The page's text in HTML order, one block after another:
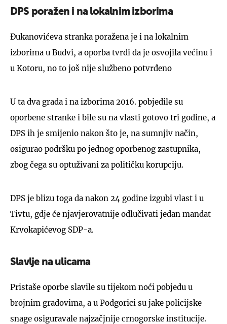
DPS poražen i na lokalnim izborima
Đukanovićeva stranka poražena je i na lokalnim
izborima u Budvi, a oporba tvrdi da je osvojila većinu i
u Kotoru, no to još nije službeno potvrđeno
U ta dva grada i na izborima 2016. pobjedile su
oporbene stranke i bile su na vlasti gotovo tri godine, a
DPS ih je smijenio nakon što je, na sumnjiv način,
osigurao podršku po jednog oporbenog zastupnika,
zbog čega su optuživani za političku korupciju.
DPS je blizu toga da nakon 24 godine izgubi vlast i u
Tivtu, gdje će njavjerovatnije odlučivati jedan mandat
Krvokapićevog SDP-a.
Slavlje na ulicama
Pristaše oporbe slavile su tijekom noći pobjedu u
brojnim gradovima, a u Podgorici su jake policijske
snage osiguravale najzačjnije crnogorske institucije.